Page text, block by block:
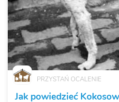
PRZYSTAŃ OCALENIE
Jak powiedzieć